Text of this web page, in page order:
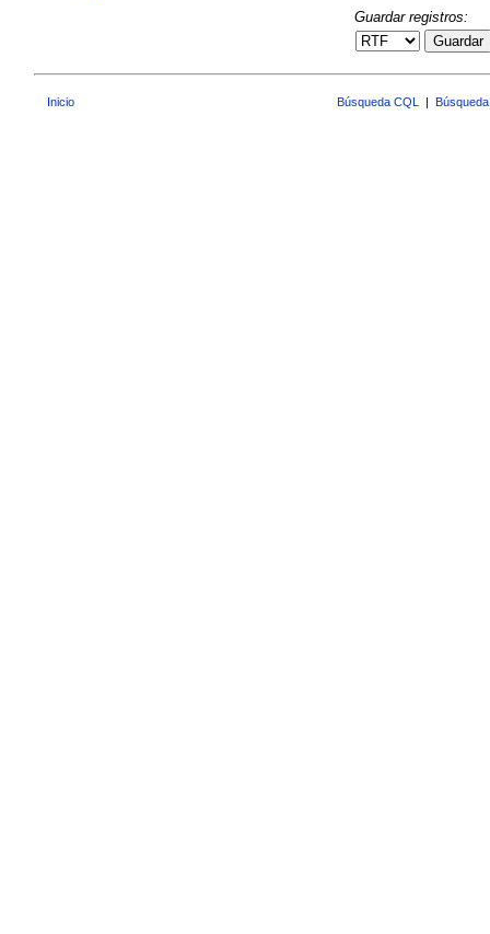
Guardar registros:
Guardar
Inicio Búsqueda CQL